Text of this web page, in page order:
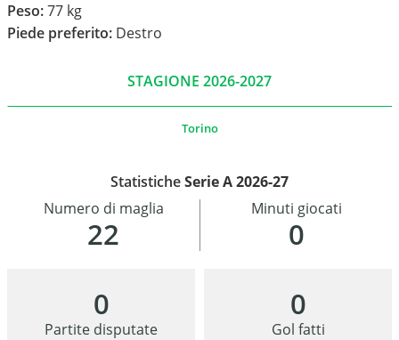
Peso:77 kg
Piede preferito: Destro
STAGIONE 2026-2027
Torino
StatisticheSerie A 2026-27
22
Numero di maglia
0
Minuti giocati
0
Partite disputate
0
Gol fatti